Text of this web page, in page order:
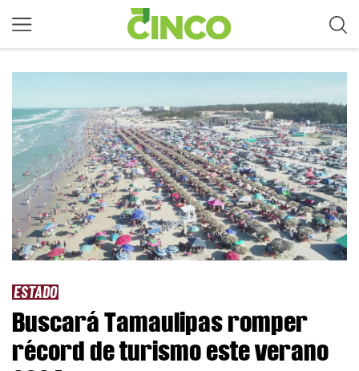
ESTADO
Buscará Tamaulipas romper
récord de turismo este verano